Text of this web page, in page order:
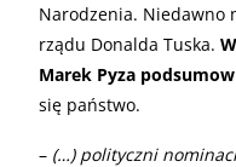
Narodzenia. Niedawno
rządu Donalda Tuska.
Marek Pyza
się państwo.
– (…) polityczni